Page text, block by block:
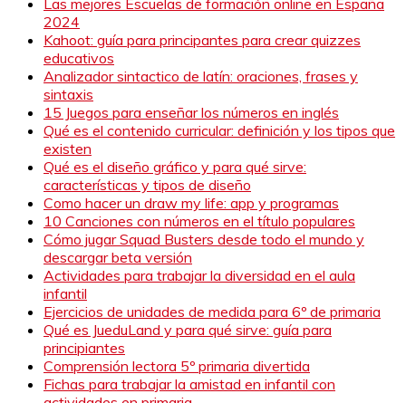
2024
Kahoot: guía para principantes para crear quizzes
educativos
Analizador sintactico de latín: oraciones, frases y
sintaxis
15 Juegos para enseñar los números en inglés
Qué es el contenido curricular: definición y los tipos que
existen
Qué es el diseño gráfico y para qué sirve:
características y tipos de diseño
Como hacer un draw my life: app y programas
10 Canciones con números en el título populares
Cómo jugar Squad Busters desde todo el mundo y
descargar beta versión
Actividades para trabajar la diversidad en el aula
infantil
Ejercicios de unidades de medida para 6º de primaria
Qué es JueduLand y para qué sirve: guía para
principiantes
Comprensión lectora 5º primaria divertida
Fichas para trabajar la amistad en infantil con